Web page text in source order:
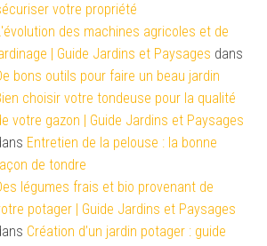
votre propriété
des machines agricoles et de
| Guide Jardins et Paysages dans
bons outils pour faire un beau jardin
choisir votre tondeuse pour la qualité
votre gazon | Guide Jardins et Paysages
Entretien de la pelouse : la bonne
de tondre
légumes frais et bio provenant de
potager | Guide Jardins et Paysages
Création d’un jardin potager : guide